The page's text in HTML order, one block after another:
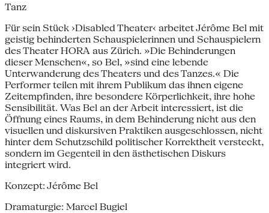
Tanz
Für sein Stück ›Disabled Theater‹ arbeitet Jérôme Bel mit
geistig behinderten Schauspielerinnen und Schauspielern
des Theater HORA aus Zürich. »Die Behinderungen
dieser Menschen«, so Bel, »sind eine lebende
Unterwanderung des Theaters und des Tanzes.« Die
Performer teilen mit ihrem Publikum das ihnen eigene
Zeitempfinden, ihre besondere Körperlichkeit, ihre hohe
Sensibilität. Was Bel an der Arbeit interessiert, ist die
Öffnung eines Raums, in dem Behinderung nicht aus den
visuellen und diskursiven Praktiken ausgeschlossen, nicht
hinter dem Schutzschild politischer Korrektheit versteckt,
sondern im Gegenteil in den ästhetischen Diskurs
integriert wird.
Konzept: Jérôme Bel
Dramaturgie: Marcel Bugiel